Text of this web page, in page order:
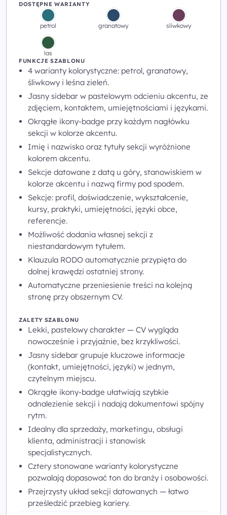
DOSTĘPNE WARIANTY
petrol granatowy sliwkowy
las
FUNKCJE SZABLONU
4 warianty kolorystyczne: petrol, granatowy,
śliwkowy i leśna zieleń.
Jasny sidebar w pastelowym odcieniu akcentu, ze
zdjęciem, kontaktem, umiejętnościami i językami.
Okrągłe ikony-badge przy każdym nagłówku
sekcji w kolorze akcentu.
Imię i nazwisko oraz tytuły sekcji wyróżnione
kolorem akcentu.
Sekcje datowane z datą u góry, stanowiskiem w
kolorze akcentu i nazwą firmy pod spodem.
Sekcje: profil, doświadczenie, wykształcenie,
kursy, praktyki, umiejętności, języki obce,
referencje.
Możliwość dodania własnej sekcji z
niestandardowym tytułem.
Klauzula RODO automatycznie przypięta do
dolnej krawędzi ostatniej strony.
Automatyczne przeniesienie treści na kolejną
stronę przy obszernym CV.
ZALETY SZABLONU
Lekki, pastelowy charakter — CV wygląda
nowocześnie i przyjaźnie, bez krzykliwości.
Jasny sidebar grupuje kluczowe informacje
(kontakt, umiejętności, języki) w jednym,
czytelnym miejscu.
Okrągłe ikony-badge ułatwiają szybkie
odnalezienie sekcji i nadają dokumentowi spójny
rytm.
Idealny dla sprzedaży, marketingu, obsługi
klienta, administracji i stanowisk
specjalistycznych.
Cztery stonowane warianty kolorystyczne
pozwalają dopasować ton do branży i osobowości.
Przejrzysty układ sekcji datowanych — łatwo
prześledzić przebieg kariery.